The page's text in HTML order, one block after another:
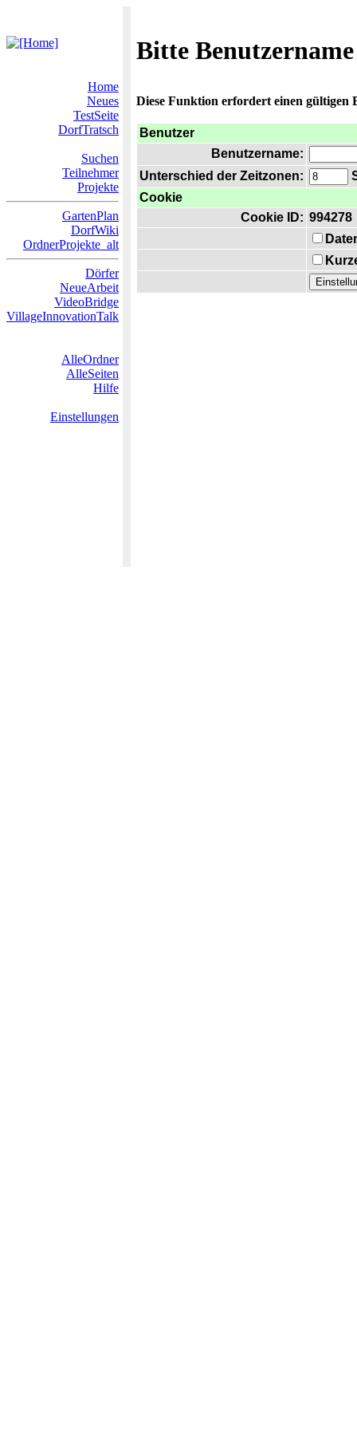
Bitte
Home
Neues
TestSeite
DorfTratsch
Suchen
Teilnehmer
Projekte
GartenPlan
DorfWiki
OrdnerProjekte_alt
Dörfer
NeueArbeit
VideoBridge
VillageInnovationTalk
AlleOrdner
AlleSeiten
Hilfe
Einstellungen
Diese Funktion erfordert einen gültigen
Benutzer
Benutzername:
Unterschied der Zeitzonen:
Cookie
Cookie ID: 994278